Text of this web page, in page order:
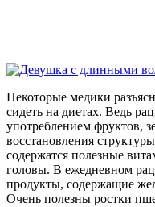
Некоторые медики
сидеть на диетах. Ведь
употреблением фруктов,
восстановления
содержатся полезные
головы. В ежедневном
продукты, содержащие
Очень полезны ростки